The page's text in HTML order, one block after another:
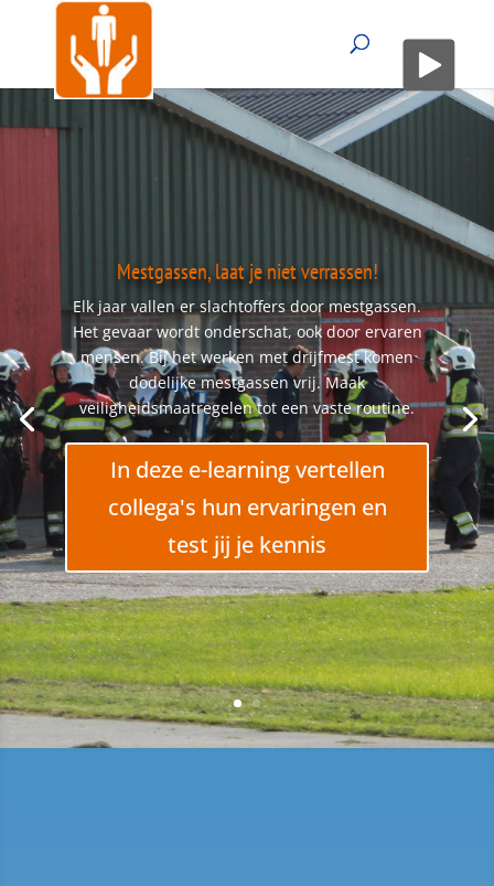
Mestgassen, laat je niet verrassen!
Elk jaar vallen er slachtoffers door mestgassen.
Het gevaar wordt onderschat, ook door ervaren
mensen. Bij het werken met drijfmest komen
dodelijke mestgassen vrij. Maak
veiligheidsmaatregelen tot een vaste routine.
In deze e-learning vertellen
collega's hun ervaringen en
test jij je kennis